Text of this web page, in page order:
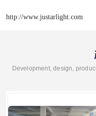
http://www.justarlight.com
Development, design,